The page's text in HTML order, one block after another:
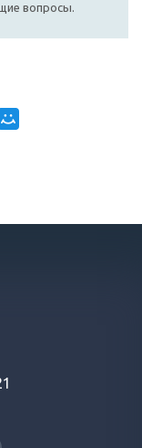
вопросы.